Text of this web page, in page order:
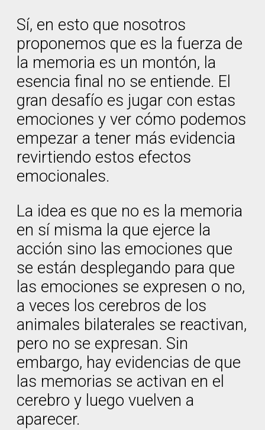
Sí, en esto que nosotros
proponemos que es la fuerza de
la memoria es un montón, la
esencia final no se entiende. El
gran desafío es jugar con estas
emociones y ver cómo podemos
empezar a tener más evidencia
revirtiendo estos efectos
emocionales.
La idea es que no es la memoria
en sí misma la que ejerce la
acción sino las emociones que
se están desplegando para que
las emociones se expresen o no,
a veces los cerebros de los
animales bilaterales se reactivan,
pero no se expresan. Sin
embargo, hay evidencias de que
las memorias se activan en el
cerebro y luego vuelven a
aparecer.